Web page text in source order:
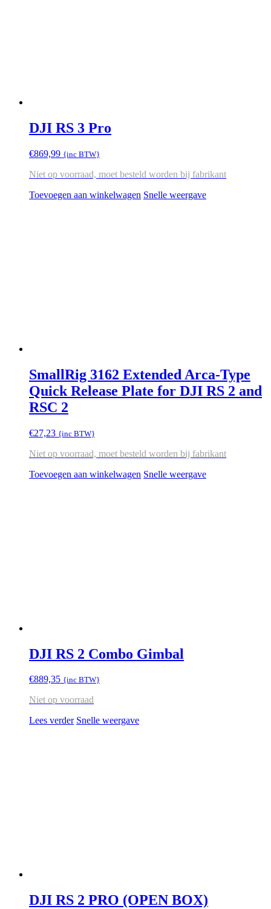
DJI RS 3 Pro
€869,99 {inc BTW}
Niet op voorraad, moet besteld worden bij fabrikant
Toevoegen aan winkelwagen Snelle weergave
SmallRig 3162 Extended Arca-Type
Quick Release Plate for DJI RS 2 and
RSC 2
€27,23 {inc BTW}
Niet op voorraad, moet besteld worden bij fabrikant
Toevoegen aan winkelwagen Snelle weergave
DJI RS 2 Combo Gimbal
€889,35 {inc BTW}
Niet op voorraad
Lees verder Snelle weergave
DJI RS 2 PRO (OPEN BOX)